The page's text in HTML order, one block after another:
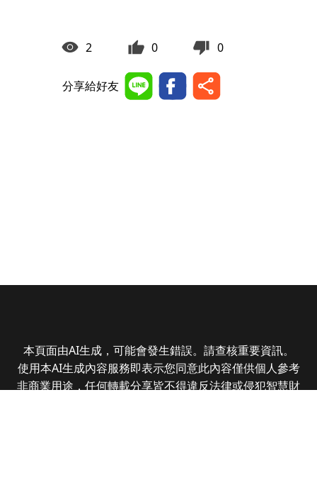
2 0 0
分享給好友
本頁面由AI生成，可能會發生錯誤。請查核重要資訊。
使用本AI生成內容服務即表示您同意此內容僅供個人參考
非商業用途，任何轉載分享皆不得違反法律或侵犯智慧財